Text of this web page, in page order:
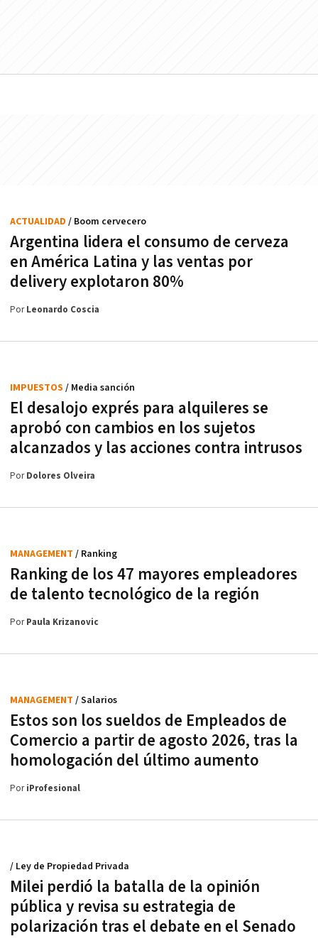
Argentina lidera el consumo de cerveza
en América Latina y las ventas por
delivery explotaron 80%
ACTUALIDAD / Boom cervecero
PorLeonardo Coscia
El desalojo exprés para alquileres se
aprobó con cambios en los sujetos
alcanzados y las acciones contra intrusos
IMPUESTOS / Media sanción
PorDolores Olveira
Ranking de los 47 mayores empleadores
de talento tecnológico de la región
MANAGEMENT / Ranking
PorPaula Krizanovic
Estos son los sueldos de Empleados de
Comercio a partir de agosto 2026, tras la
homologación del último aumento
MANAGEMENT / Salarios
PoriProfesional
Milei perdió la batalla de la opinión
pública y revisa su estrategia de
polarización tras el debate en el Senado
/ Ley de Propiedad Privada